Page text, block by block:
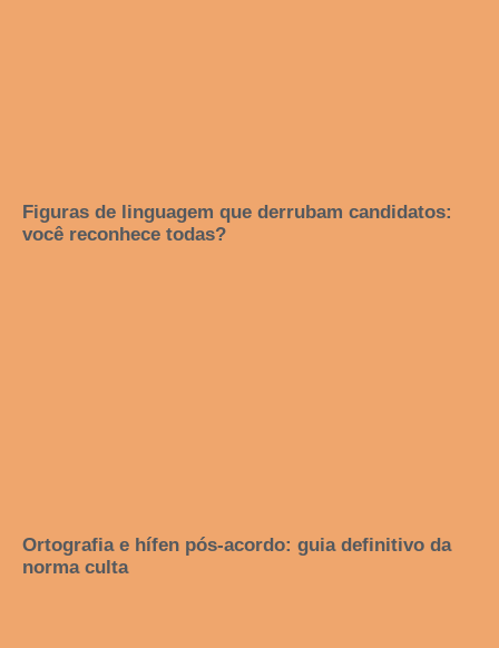
Figuras de linguagem que derrubam candidatos:
você reconhece todas?
Ortografia e hífen pós-acordo: guia definitivo da
norma culta